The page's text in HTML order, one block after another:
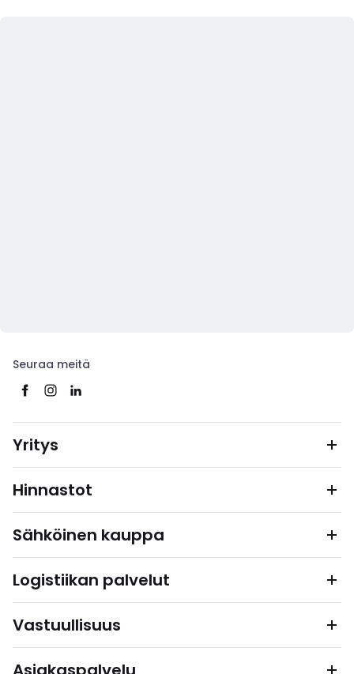
Seuraa meitä
Yritys
Hinnastot
Sähköinen kauppa
Logistiikan palvelut
Vastuullisuus